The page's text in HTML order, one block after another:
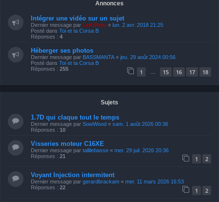
Annonces
Intégrer une vidéo sur un sujet
Dernier message par LeKiffeur « lun. 2 avr. 2018 21:25
Posté dans Toi et ta Corsa B
Réponses : 4
Héberger ses photos
Dernier message par BASSMANTA « jeu. 29 août 2024 00:56
Posté dans Toi et ta Corsa B
Réponses : 255 1 15 16 17 18
Sujets
1.7D qui claque tout le temps
Dernier message par SowWood « sam. 1 août 2026 00:36
Réponses : 10
Visseries moteur C16XE
Dernier message par tallilebasse « mer. 29 juil. 2026 20:36
Réponses : 21 1 2
Voyant Injection intermitent
Dernier message par gerardbrackam « mer. 11 mars 2026 16:53
Réponses : 22 1 2